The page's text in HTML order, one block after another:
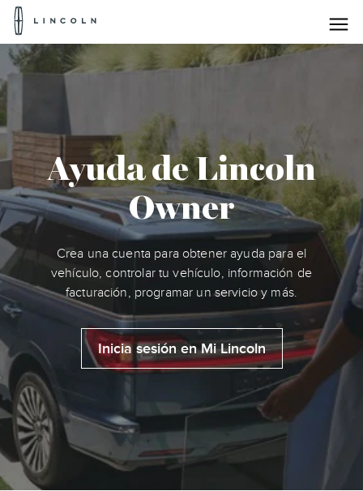
Saltar al contenido
Ayuda de Lincoln
Owner
Crea una cuenta para obtener ayuda para el
vehículo, controlar tu vehículo, información de
facturación, programar un servicio y más.
Inicia sesión en Mi Lincoln